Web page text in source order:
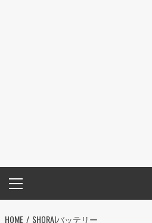
イ
ン
メ
HOME SHORAIバッテリー